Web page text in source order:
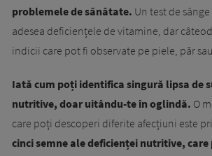
problemele de sănătate. Un test de
adesea deficiențele de vitamine, dar
indicii care pot fi observate pe piele, păr
Iată cum poți identifica singură lipsa de
nutritive, doar uitându-te în oglindă. O
care poți descoperi diferite afecțiuni este
cinci semne ale deficienței nutritive,